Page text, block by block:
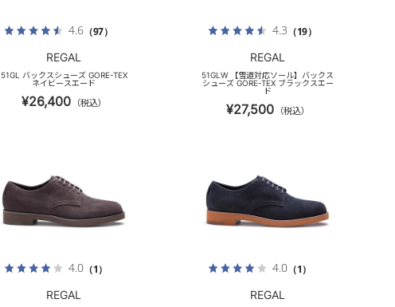
4.6（97）
REGAL
51GL バックスシューズ GORE-TEX
ネイビースエード
¥26,400 （税込）
4.3 （19）
REGAL
51GLW 【雪道対応ソール】バックス
シューズ GORE-TEX ブラックスエー
ド
¥27,500 （税込）
4.0（1）
REGAL
4.0（1）
REGAL